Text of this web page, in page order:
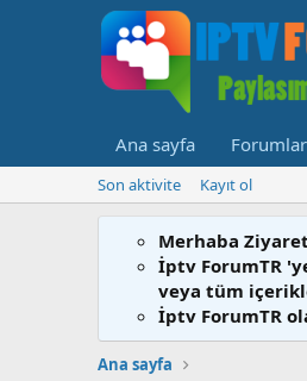
Ana sayfa Forumlar
Son aktivite Kayıt ol
Merhaba
İptv ForumTR
veya tüm
İptv ForumTR
Ana sayfa